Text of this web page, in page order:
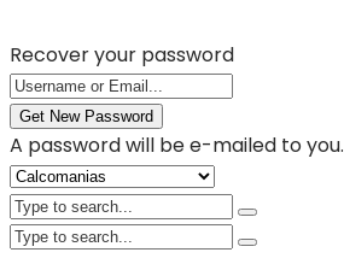
Recover your password
Get New Password
A password will be e-mailed to you.